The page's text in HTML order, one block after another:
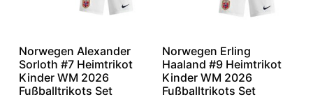
Norwegen Alexander
Sorloth #7 Heimtrikot
Kinder WM 2026
Fußballtrikots Set
Norwegen Erling
Haaland #9 Heimtrikot
Kinder WM 2026
Fußballtrikots Set